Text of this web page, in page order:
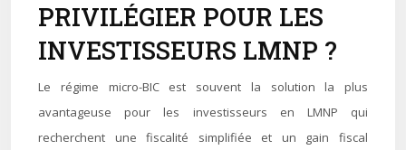
PRIVILÉGIER POUR LES
INVESTISSEURS LMNP ?
Le régime micro-BIC est souvent la solution la plus
avantageuse pour les investisseurs en LMNP qui
recherchent une fiscalité simplifiée et un gain fiscal